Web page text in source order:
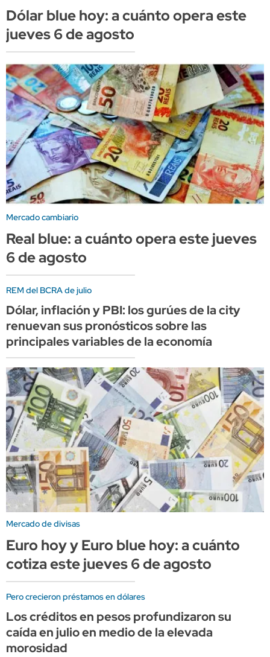
Dólar blue hoy: a cuánto opera este
jueves 6 de agosto
Mercado cambiario
Real blue: a cuánto opera este jueves
6 de agosto
REM del BCRA de julio
Dólar, inflación y PBI: los gurúes de la city
renuevan sus pronósticos sobre las
principales variables de la economía
Mercado de divisas
Euro hoy y Euro blue hoy: a cuánto
cotiza este jueves 6 de agosto
Pero crecieron préstamos en dólares
Los créditos en pesos profundizaron su
caída en julio en medio de la elevada
morosidad